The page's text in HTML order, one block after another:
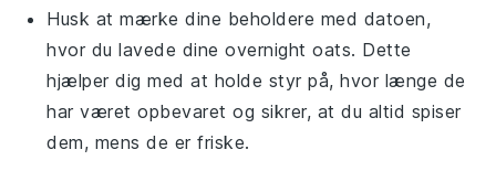
Husk at mærke dine beholdere med datoen,
hvor du lavede dineovernight oats. Dette
hjælper dig med at holde styr på, hvor længe de
har været opbevaret og sikrer, at du altid spiser
dem, mens de er friske.